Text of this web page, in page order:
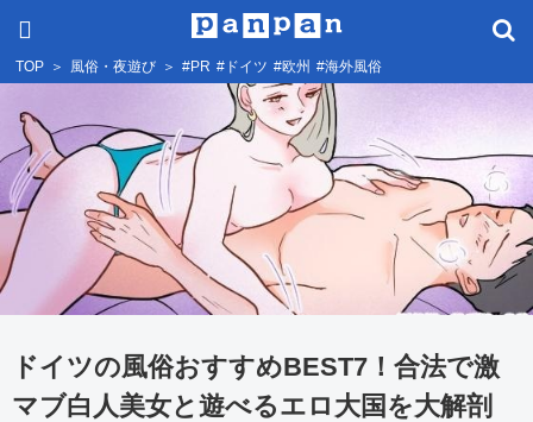
TOP ＞ 風俗・夜遊び ＞ #PR #ドイツ #欧州 #海外風俗
ドイツの風俗おすすめBEST7！合法で激
マブ白人美女と遊べるエロ大国を大解剖